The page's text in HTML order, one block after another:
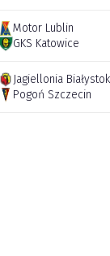
Motor Lublin
GKS Katowice
Jagiellonia Białystok
Pogoń Szczecin